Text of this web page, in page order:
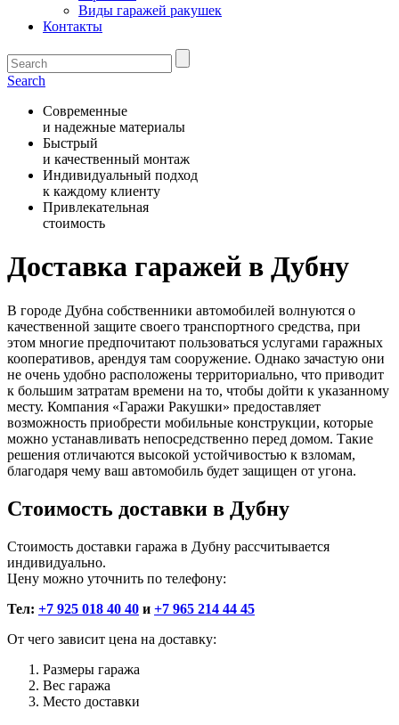
Виды гаражей ракушек
Контакты
Search
Современные
и надежные материалы
Быстрый
и качественный монтаж
Индивидуальный подход
к каждому клиенту
Привлекательная
стоимость
Доставка гаражей в Дубну
В городе Дубна собственники автомобилей волнуются о
качественной защите своего транспортного средства, при
этом многие предпочитают пользоваться услугами гаражных
кооперативов, арендуя там сооружение. Однако зачастую они
не очень удобно расположены территориально, что приводит
к большим затратам времени на то, чтобы дойти к указанному
месту. Компания «Гаражи Ракушки» предоставляет
возможность приобрести мобильные конструкции, которые
можно устанавливать непосредственно перед домом. Такие
решения отличаются высокой устойчивостью к взломам,
благодаря чему ваш автомобиль будет защищен от угона.
Стоимость доставки в Дубну
Стоимость доставки гаража в Дубну рассчитывается
индивидуально.
Цену можно уточнить по телефону:
Тел: +7 925 018 40 40 и +7 965 214 44 45
От чего зависит цена на доставку:
Размеры гаража
Вес гаража
Место доставки